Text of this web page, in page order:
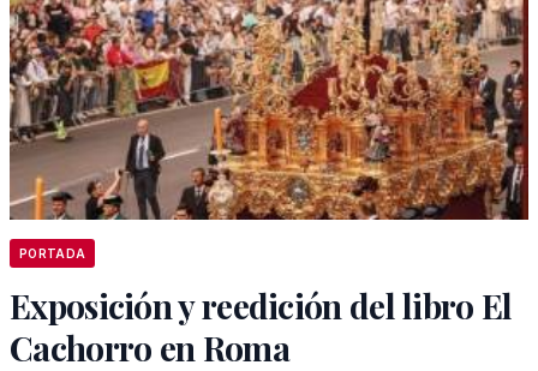
PORTADA
Exposición y reedición del libro El
Cachorro en Roma